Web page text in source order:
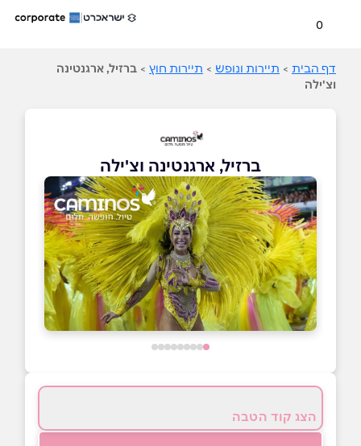
0
דף הבית > תיירות ונופש > תיירות חוץ > ברזיל, ארגנטינה
וצ'ילה
ברזיל, ארגנטינה וצ'ילה
הצג קוד הטבה